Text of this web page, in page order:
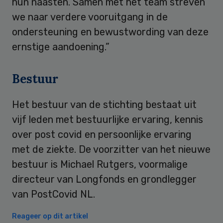
we naar verdere vooruitgang in de
ondersteuning en bewustwording van deze
ernstige aandoening.”
Bestuur
Het bestuur van de stichting bestaat uit
vijf leden met bestuurlijke ervaring, kennis
over post covid en persoonlijke ervaring
met de ziekte. De voorzitter van het nieuwe
bestuur is Michael Rutgers, voormalige
directeur van Longfonds en grondlegger
van PostCovid NL.
Reageer op dit artikel